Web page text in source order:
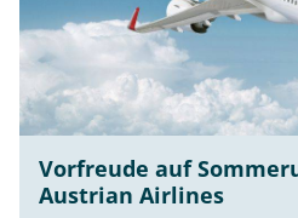
Vorfreude auf
Austrian Airlines